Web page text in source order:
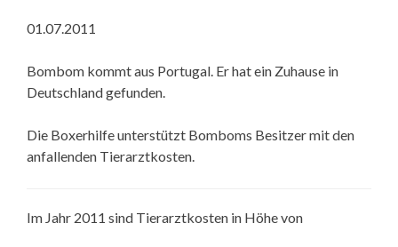
01.07.2011
Bombom kommt aus Portugal. Er hat ein Zuhause in
Deutschland gefunden.
Die Boxerhilfe unterstützt Bomboms Besitzer mit den
anfallenden Tierarztkosten.
Im Jahr 2011 sind Tierarztkosten in Höhe von